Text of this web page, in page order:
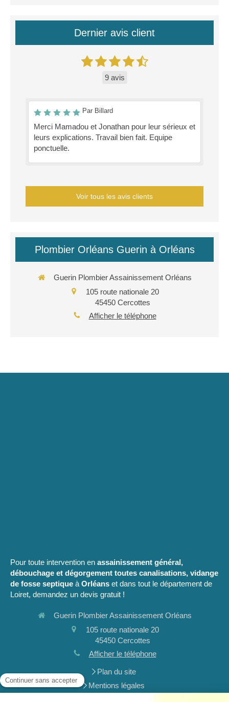
Dernier avis client
9 avis
Par Billard
Merci Mamadou et Jonathan pour leur sérieux et
leurs explications. Travail bien fait. Equipe
ponctuelle.
Voir tous les avis clients
Plombier Orléans Guerin à Orléans
Guerin Plombier Assainissement Orléans
105 route nationale 20
45450 Cercottes
Afficher le téléphone
Pour toute intervention en assainissement général,
débouchage et dégorgement toutes canalisations, vidange
de fosse septique à Orléans et dans tout le département de
Loiret, demandez un devis gratuit !
Guerin Plombier Assainissement Orléans
105 route nationale 20
45450 Cercottes
Afficher le téléphone
Plan du site
Mentions légales